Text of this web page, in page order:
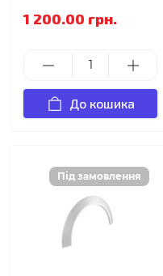
1 200.00 грн.
До кошика